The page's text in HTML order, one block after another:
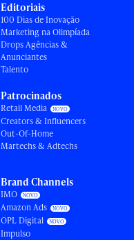
Editoriais
100 Dias de Inovação
Marketing na Olimpíada
Drops Agências &
Anunciantes
Talento
Patrocinados
Retail Media
Creators & Influencers
Out-Of-Home
Martechs & Adtechs
Brand Channels
IMO
Amazon Ads
OPL Digital
Impulso